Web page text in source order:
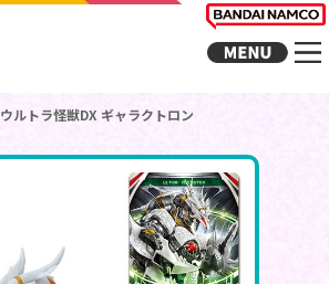
ウルトラ怪獣DX ギャラクトロン